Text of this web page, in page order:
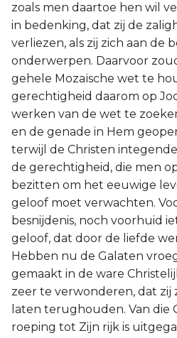
zoals men daartoe hen wil
in bedenking, dat zij de
verliezen, als zij zich aan de
onderwerpen. Daarvoor
gehele Mozaïsche wet te
gerechtigheid daarom op
werken van de wet te
en de genade in Hem
terwijl de Christen
de gerechtigheid, die men
bezitten om het eeuwige
geloof moet verwachten.
besnijdenis, noch voorhuid
geloof, dat door de liefde
Hebben nu de Galaten
gemaakt in de ware
zeer te verwonderen, dat zij
laten terughouden. Van die
roeping tot Zijn rijk is